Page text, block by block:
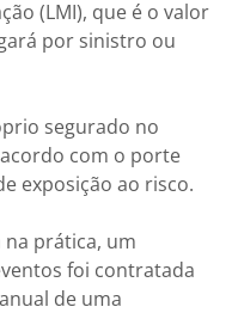
(LMI), que é o valor
por sinistro ou
segurado no
com o porte
exposição ao risco.
prática, um
foi contratada
de uma